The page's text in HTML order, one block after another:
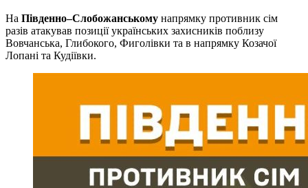
На Південно–Слобожанському напрямку противник сім
разів атакував позиції українських захисників поблизу
Вовчанська, Глибокого, Фиголівки та в напрямку Козачої
Лопані та Кудіївки.